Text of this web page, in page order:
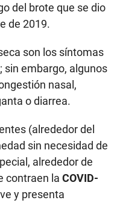
del brote que se dio
de 2019.
son los síntomas
; sin embargo, algunos
nasal,
o diarrea.
(alrededor del
sin necesidad de
alrededor de
contraen la COVID-
y presenta